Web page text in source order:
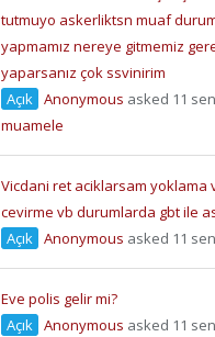
tutmuyo askerliktsn muaf
yapmamız nereye gitmemiz
yaparsanız çok ssvinirim
Açık Anonymous asked 11
muamele
Vicdani ret aciklarsam yoklama
cevirme vb durumlarda gbt ile
Açık Anonymous asked 11
Eve polis gelir mi?
Açık Anonymous asked 11